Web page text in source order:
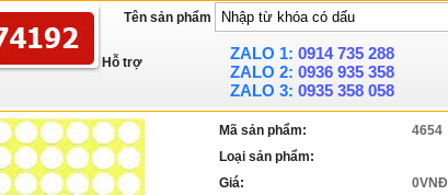
Tên sản phẩm
Hỗ trợ ZALO 1: 0914 735 288
ZALO 2: 0936 935 358
ZALO 3: 0935 358 058
Mã sản phẩm:
4654
Loại sản phẩm:
Giá:
0VNĐ